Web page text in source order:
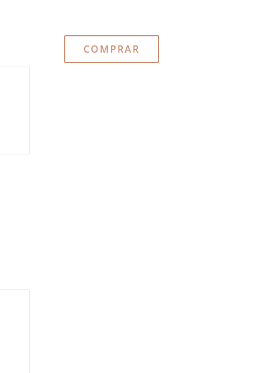
COMPRAR